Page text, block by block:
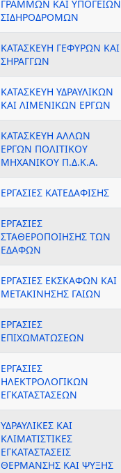
ΓΡΑΜΜΩΝ ΚΑΙ ΥΠΟΓΕΙΩΝ
ΣΙΔΗΡΟΔΡΟΜΩΝ
ΚΑΤΑΣΚΕΥΗ ΓΕΦΥΡΩΝ ΚΑΙ
ΣΗΡΑΓΓΩΝ
ΚΑΤΑΣΚΕΥΗ ΥΔΡΑΥΛΙΚΩΝ
ΚΑΙ ΛΙΜΕΝΙΚΩΝ ΕΡΓΩΝ
ΚΑΤΑΣΚΕΥΗ ΑΛΛΩΝ
ΕΡΓΩΝ ΠΟΛΙΤΙΚΟΥ
ΜΗΧΑΝΙΚΟΥ Π.Δ.Κ.Α.
ΕΡΓΑΣΙΕΣ ΚΑΤΕΔΑΦΙΣΗΣ
ΕΡΓΑΣΙΕΣ
ΣΤΑΘΕΡΟΠΟΙΗΣΗΣ ΤΩΝ
ΕΔΑΦΩΝ
ΕΡΓΑΣΙΕΣ ΕΚΣΚΑΦΩΝ ΚΑΙ
ΜΕΤΑΚΙΝΗΣΗΣ ΓΑΙΩΝ
ΕΡΓΑΣΙΕΣ
ΕΠΙΧΩΜΑΤΩΣΕΩΝ
ΕΡΓΑΣΙΕΣ
ΗΛΕΚΤΡΟΛΟΓΙΚΩΝ
ΕΓΚΑΤΑΣΤΑΣΕΩΝ
ΥΔΡΑΥΛΙΚΕΣ ΚΑΙ
ΚΛΙΜΑΤΙΣΤΙΚΕΣ
ΕΓΚΑΤΑΣΤΑΣΕΙΣ
ΘΕΡΜΑΝΣΗΣ ΚΑΙ ΨΥΞΗΣ